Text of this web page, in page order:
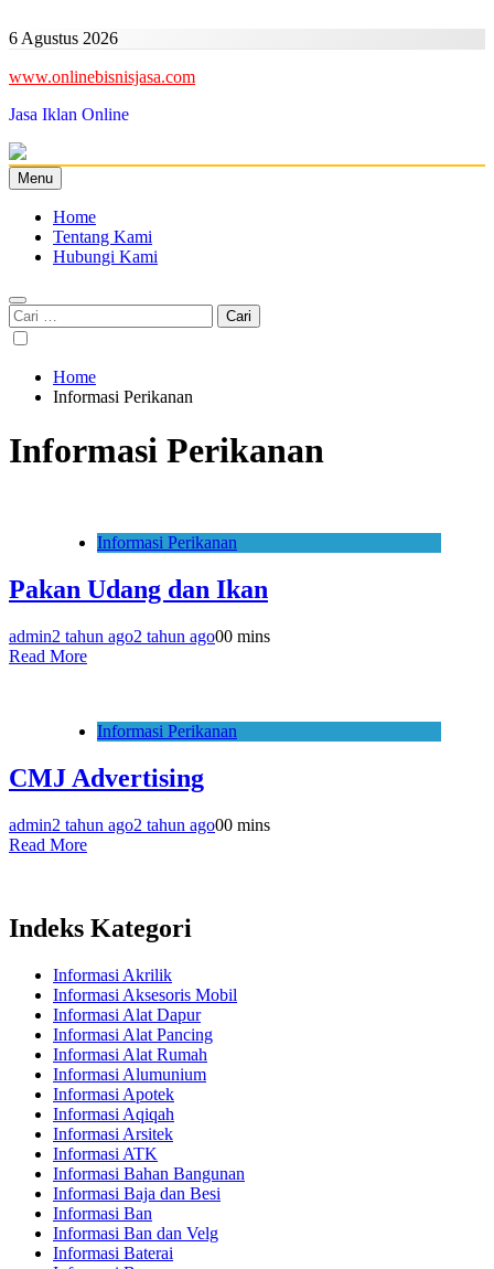
to
6 Agustus 2026
www.onlinebisnisjasa.com
Jasa Iklan Online
Menu
Home
Tentang Kami
Hubungi Kami
Cari
untuk:
Home
Informasi Perikanan
Informasi Perikanan
Informasi Perikanan
Pakan Udang dan Ikan
admin2 tahun ago2 tahun ago00 mins
Read More
Informasi Perikanan
CMJ Advertising
admin2 tahun ago2 tahun ago00 mins
Read More
Indeks Kategori
Informasi Akrilik
Informasi Aksesoris Mobil
Informasi Alat Dapur
Informasi Alat Pancing
Informasi Alat Rumah
Informasi Alumunium
Informasi Apotek
Informasi Aqiqah
Informasi Arsitek
Informasi ATK
Informasi Bahan Bangunan
Informasi Baja dan Besi
Informasi Ban
Informasi Ban dan Velg
Informasi Baterai